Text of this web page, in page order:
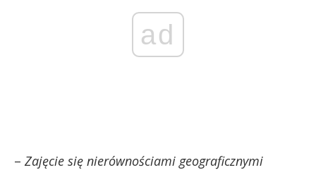
ad
– Zajęcie się nierównościami geograficznymi